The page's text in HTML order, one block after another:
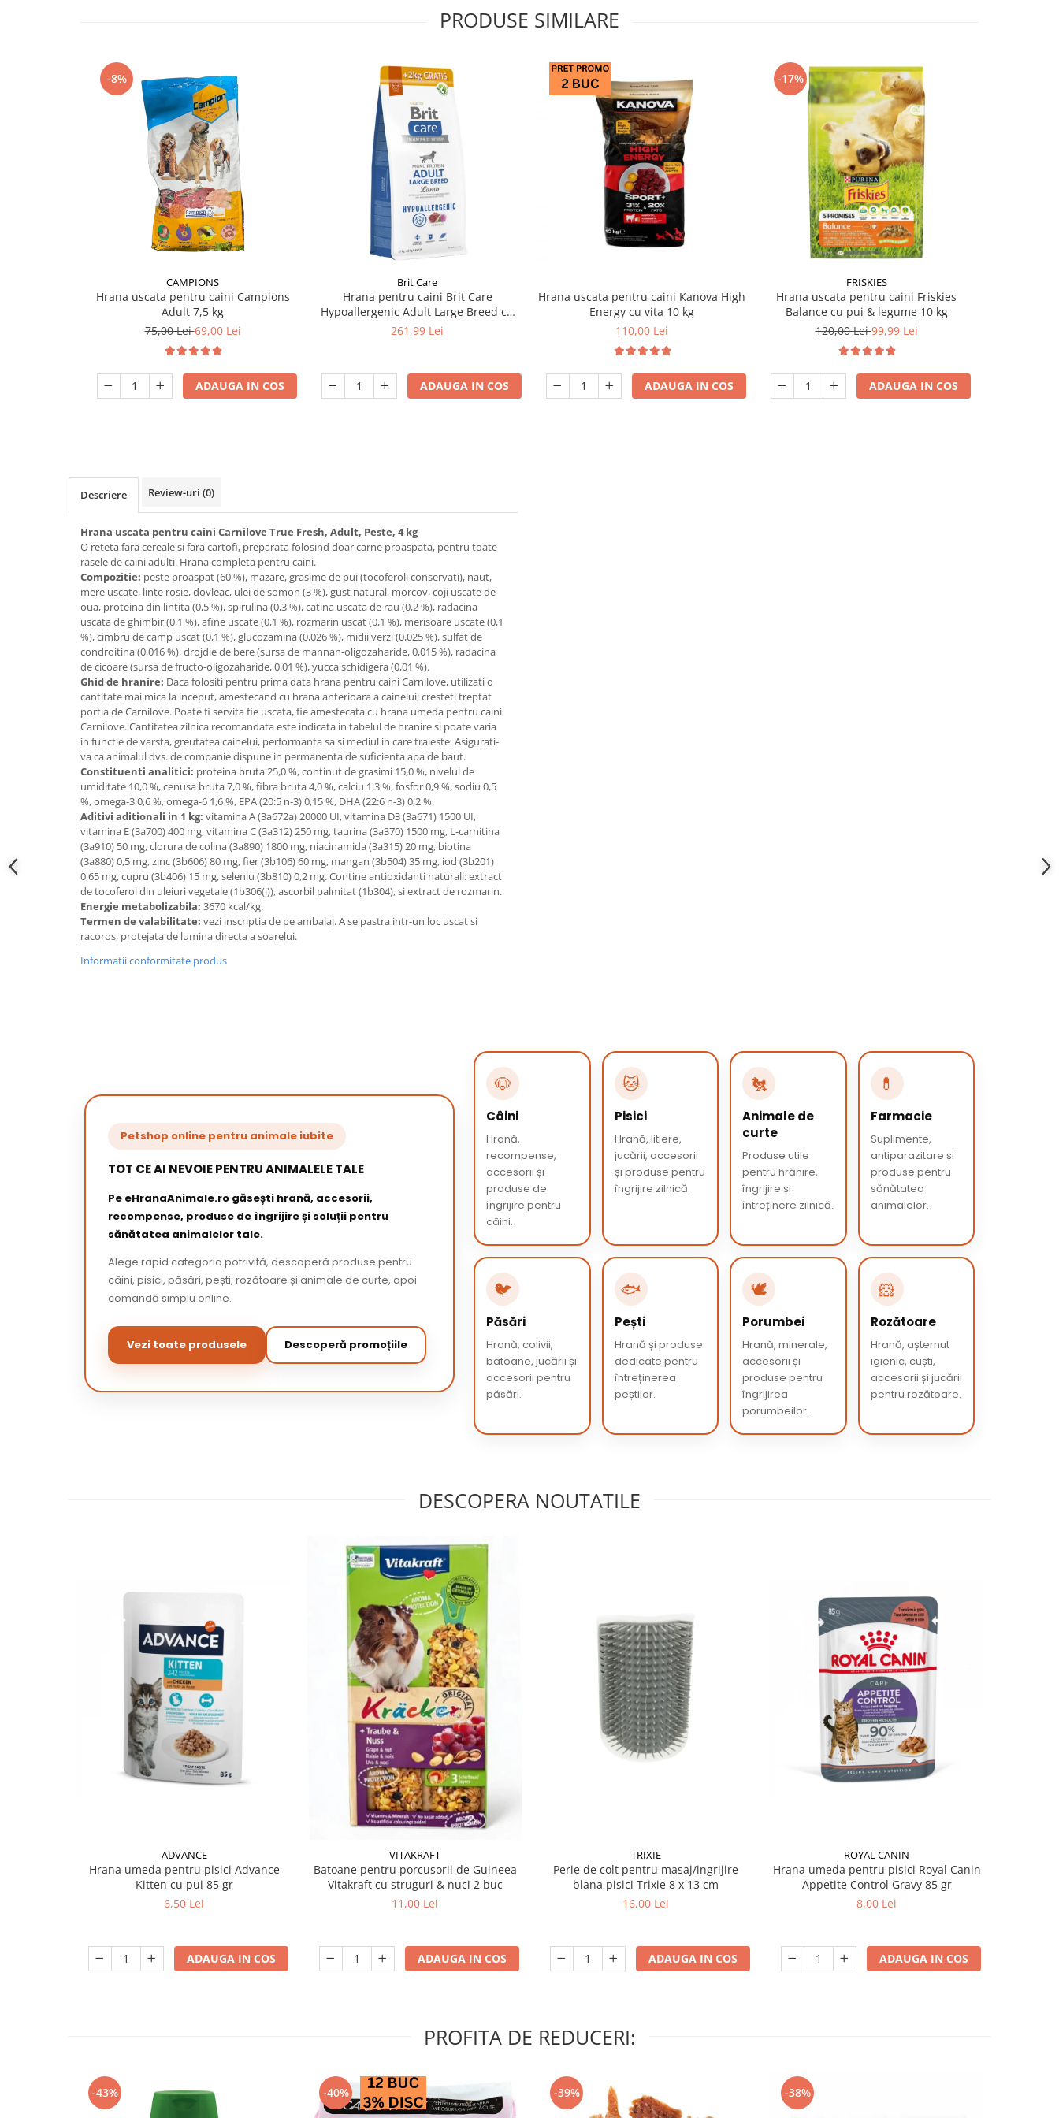
PRODUSE SIMILARE
-8%
CAMPIONS
Hrana uscata pentru caini Campions
Adult 7,5 kg
75,00 Lei69,00 Lei
ADAUGA IN COS
Brit Care
Hrana pentru caini Brit Care
Hypoallergenic Adult Large Breed cu
miel 12 kg + 2 kg GRATIS
261,99 Lei
ADAUGA IN COS
Hrana uscata pentru caini Kanova High
Energy cu vita 10 kg
110,00 Lei
ADAUGA IN COS
-17%
FRISKIES
Hrana uscata pentru caini Friskies
Balance cu pui & legume 10 kg
120,00 Lei99,99 Lei
ADAUGA IN COS
Descriere Review-uri (0)
Hrana uscata pentru caini Carnilove True Fresh, Adult, Peste, 4 kg
O reteta fara cereale si fara cartofi, preparata folosind doar carne proaspata, pentru toate
rasele de caini adulti. Hrana completa pentru caini.
Compozitie: peste proaspat (60 %), mazare, grasime de pui (tocoferoli conservati), naut,
mere uscate, linte rosie, dovleac, ulei de somon (3 %), gust natural, morcov, coji uscate de
oua, proteina din lintita (0,5 %), spirulina (0,3 %), catina uscata de rau (0,2 %), radacina
uscata de ghimbir (0,1 %), afine uscate (0,1 %), rozmarin uscat (0,1 %), merisoare uscate (0,1
%), cimbru de camp uscat (0,1 %), glucozamina (0,026 %), midii verzi (0,025 %), sulfat de
condroitina (0,016 %), drojdie de bere (sursa de mannan-oligozaharide, 0,015 %), radacina
de cicoare (sursa de fructo-oligozaharide, 0,01 %), yucca schidigera (0,01 %).
Ghid de hranire: Daca folositi pentru prima data hrana pentru caini Carnilove, utilizati o
cantitate mai mica la inceput, amestecand cu hrana anterioara a cainelui; cresteti treptat
portia de Carnilove. Poate fi servita fie uscata, fie amestecata cu hrana umeda pentru caini
Carnilove. Cantitatea zilnica recomandata este indicata in tabelul de hranire si poate varia
in functie de varsta, greutatea cainelui, performanta sa si mediul in care traieste. Asigurati-
va ca animalul dvs. de companie dispune in permanenta de suficienta apa de baut.
Constituenti analitici: proteina bruta 25,0 %, continut de grasimi 15,0 %, nivelul de
umiditate 10,0 %, cenusa bruta 7,0 %, fibra bruta 4,0 %, calciu 1,3 %, fosfor 0,9 %, sodiu 0,5
%, omega-3 0,6 %, omega-6 1,6 %, EPA (20:5 n-3) 0,15 %, DHA (22:6 n-3) 0,2 %.
Aditivi aditionali in 1 kg: vitamina A (3a672a) 20000 UI, vitamina D3 (3a671) 1500 UI,
vitamina E (3a700) 400 mg, vitamina C (3a312) 250 mg, taurina (3a370) 1500 mg, L-carnitina
(3a910) 50 mg, clorura de colina (3a890) 1800 mg, niacinamida (3a315) 20 mg, biotina
(3a880) 0,5 mg, zinc (3b606) 80 mg, fier (3b106) 60 mg, mangan (3b504) 35 mg, iod (3b201)
0,65 mg, cupru (3b406) 15 mg, seleniu (3b810) 0,2 mg. Contine antioxidanti naturali: extract
de tocoferol din uleiuri vegetale (1b306(i)), ascorbil palmitat (1b304), si extract de rozmarin.
Energie metabolizabila: 3670 kcal/kg.
Termen de valabilitate: vezi inscriptia de pe ambalaj. A se pastra intr-un loc uscat si
racoros, protejata de lumina directa a soarelui.
Informatii conformitate produs
Petshop online pentru animale iubite
TOT CE AI NEVOIE PENTRU ANIMALELE TALE
Pe eHranaAnimale.ro găsești hrană, accesorii,
recompense, produse de îngrijire și soluții pentru
sănătatea animalelor tale.
Alege rapid categoria potrivită, descoperă produse pentru
câini, pisici, păsări, pești, rozătoare și animale de curte, apoi
comandă simplu online.
Vezi toate produsele Descoperă promoțiile
🐶
Câini
Hrană,
recompense,
accesorii și
produse de
îngrijire pentru
câini.
🐱
Pisici
Hrană, litiere,
jucării, accesorii
și produse pentru
îngrijire zilnică.
🐔
Animale de
curte
Produse utile
pentru hrănire,
îngrijire și
întreținere zilnică.
💊
Farmacie
Suplimente,
antiparazitare și
produse pentru
sănătatea
animalelor.
🐦
Păsări
Hrană, colivii,
batoane, jucării și
accesorii pentru
păsări.
🐟
Pești
Hrană și produse
dedicate pentru
întreținerea
peștilor.
🕊️
Porumbei
Hrană, minerale,
accesorii și
produse pentru
îngrijirea
porumbeilor.
🐹
Rozătoare
Hrană, așternut
igienic, cuști,
accesorii și jucării
pentru rozătoare.
DESCOPERA NOUTATILE
ADVANCE
Hrana umeda pentru pisici Advance
Kitten cu pui 85 gr
6,50 Lei
ADAUGA IN COS
VITAKRAFT
Batoane pentru porcusorii de Guineea
Vitakraft cu struguri & nuci 2 buc
11,00 Lei
ADAUGA IN COS
TRIXIE
Perie de colt pentru masaj/ingrijire
blana pisici Trixie 8 x 13 cm
16,00 Lei
ADAUGA IN COS
ROYAL CANIN
Hrana umeda pentru pisici Royal Canin
Appetite Control Gravy 85 gr
8,00 Lei
ADAUGA IN COS
PROFITA DE REDUCERI:
-43% -40% -39% -38%